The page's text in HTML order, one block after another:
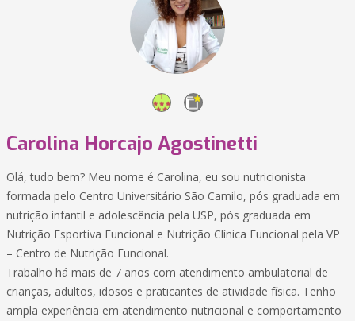
Carolina Horcajo Agostinetti
Olá, tudo bem? Meu nome é Carolina, eu sou nutricionista
formada pelo Centro Universitário São Camilo, pós graduada em
nutrição infantil e adolescência pela USP, pós graduada em
Nutrição Esportiva Funcional e Nutrição Clínica Funcional pela VP
– Centro de Nutrição Funcional.
Trabalho há mais de 7 anos com atendimento ambulatorial de
crianças, adultos, idosos e praticantes de atividade física. Tenho
ampla experiência em atendimento nutricional e comportamento